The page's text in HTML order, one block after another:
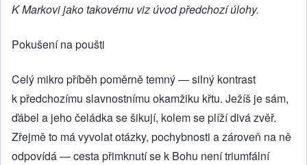
K Markovi jako takovému viz úvod předchozí úlohy.
Pokušení na poušti
Celý mikro příběh poměrně temný — silný kontrast
k předchozímu slavnostnímu okamžiku křtu. Ježíš je sám,
ďábel a jeho čeládka se šikují, kolem se plíží divá zvěř.
Zřejmě to má vyvolat otázky, pochybnosti a zároveň na ně
odpovídá — cesta přimknutí se k Bohu není triumfální